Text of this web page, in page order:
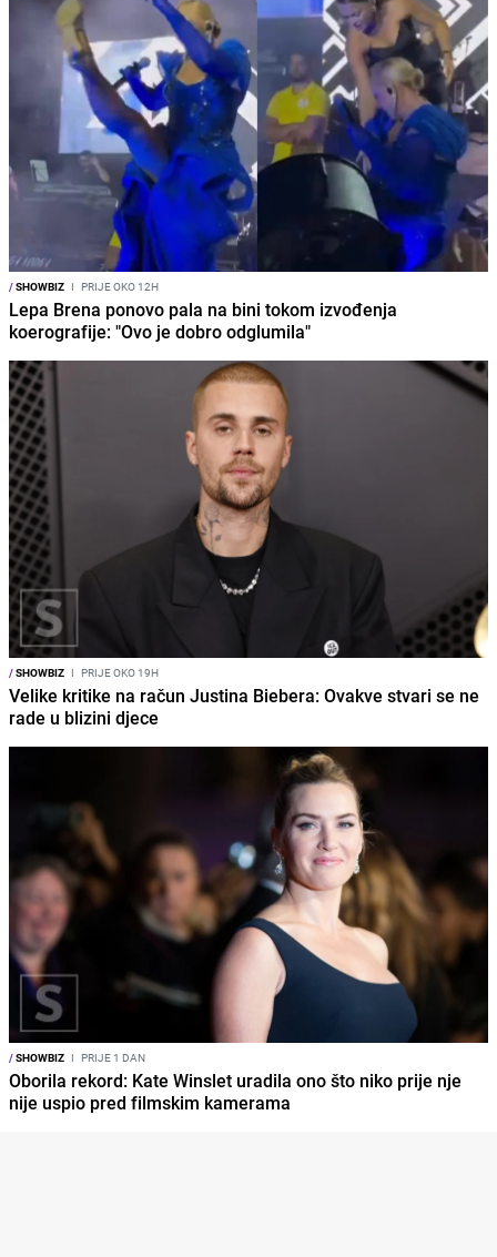
/SHOWBIZ I PRIJE OKO 12H
Lepa Brena ponovo pala na bini tokom izvođenja
koerografije: "Ovo je dobro odglumila"
/SHOWBIZ I PRIJE OKO 19H
Velike kritike na račun Justina Biebera: Ovakve stvari se ne
rade u blizini djece
/SHOWBIZ I PRIJE 1 DAN
Oborila rekord: Kate Winslet uradila ono što niko prije nje
nije uspio pred filmskim kamerama